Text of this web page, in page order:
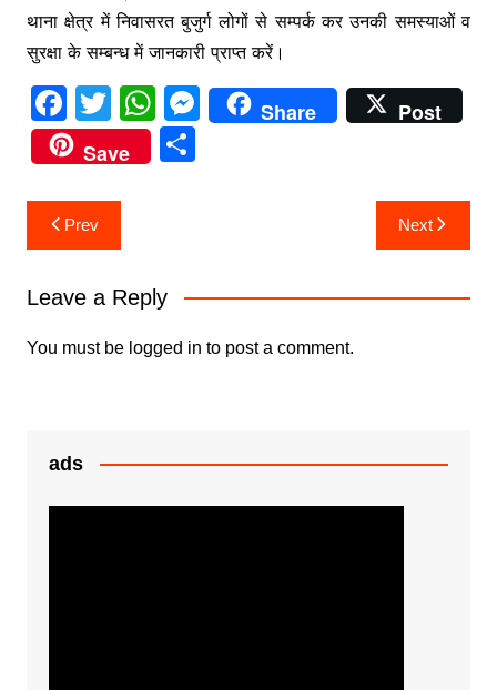
थाना क्षेत्र में निवासरत बुजुर्ग लोगों से सम्पर्क कर उनकी समस्याओं व
सुरक्षा के सम्बन्ध में जानकारी प्राप्त करें।
F
a
c
e
b
o
k
T
w
itt
er
W
h
at
p
p
M
e
er
Share
Post
Save
S
Post
navigation
Prev Next
Leave a Reply
You must be logged in to post a comment.
ads